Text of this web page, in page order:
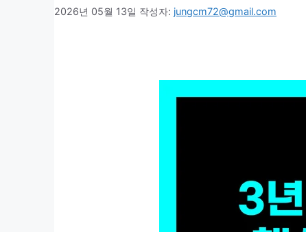
2026년 05월 13일 작성자: jungcm72@gmail.com